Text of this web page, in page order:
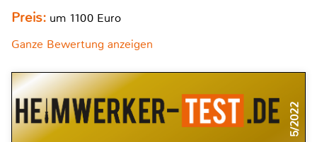
Preis: um 1100 Euro
Ganze Bewertung anzeigen
5/2022